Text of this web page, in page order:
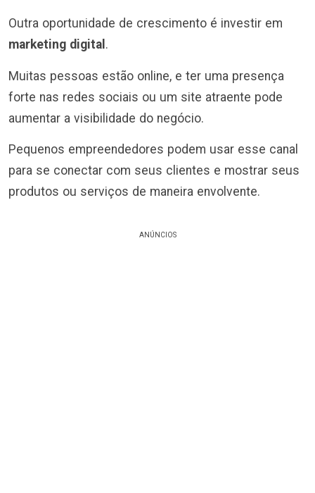
Outra oportunidade de crescimento é investir em
marketing digital .
Muitas pessoas estão online, e ter uma presença
forte nas redes sociais ou um site atraente pode
aumentar a visibilidade do negócio.
Pequenos empreendedores podem usar esse canal
para se conectar com seus clientes e mostrar seus
produtos ou serviços de maneira envolvente.
ANÚNCIOS